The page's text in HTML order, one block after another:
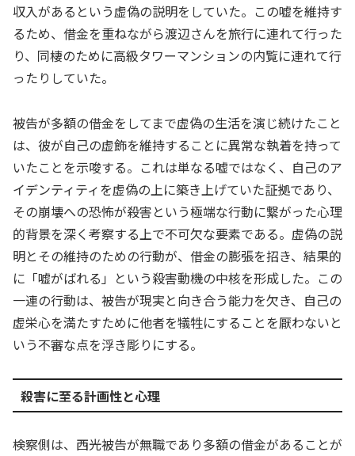
収入があるという虚偽の説明をしていた。この嘘を維持す
るため、借金を重ねながら渡辺さんを旅行に連れて行った
り、同棲のために高級タワーマンションの内覧に連れて行
ったりしていた。
被告が多額の借金をしてまで虚偽の生活を演じ続けたこと
は、彼が自己の虚飾を維持することに異常な執着を持って
いたことを示唆する。これは単なる嘘ではなく、自己のア
イデンティティを虚偽の上に築き上げていた証拠であり、
その崩壊への恐怖が殺害という極端な行動に繋がった心理
的背景を深く考察する上で不可欠な要素である。虚偽の説
明とその維持のための行動が、借金の膨張を招き、結果的
に「嘘がばれる」という殺害動機の中核を形成した。この
一連の行動は、被告が現実と向き合う能力を欠き、自己の
虚栄心を満たすために他者を犠牲にすることを厭わないと
いう不審な点を浮き彫りにする。
殺害に至る計画性と心理
検察側は、西光被告が無職であり多額の借金があることが